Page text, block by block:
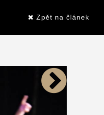
Zpět na článek